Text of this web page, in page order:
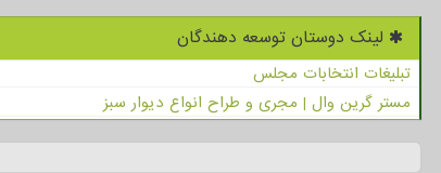
لینک دوستان توسعه دهندگان
تبلیغات انتخابات مجلس
مستر گرین وال | مجری و طراح انواع دیوار سبز